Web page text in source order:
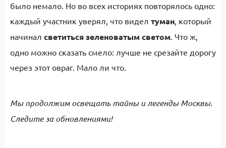
было немало. Но во всех историях повторялось одно:
каждый участник уверял, что видел туман, который
начинал светиться зеленоватым светом. Что ж,
одно можно сказать смело: лучше не срезайте дорогу
через этот овраг. Мало ли что.
Мы продолжим освещать тайны и легенды Москвы.
Следите за обновлениями!